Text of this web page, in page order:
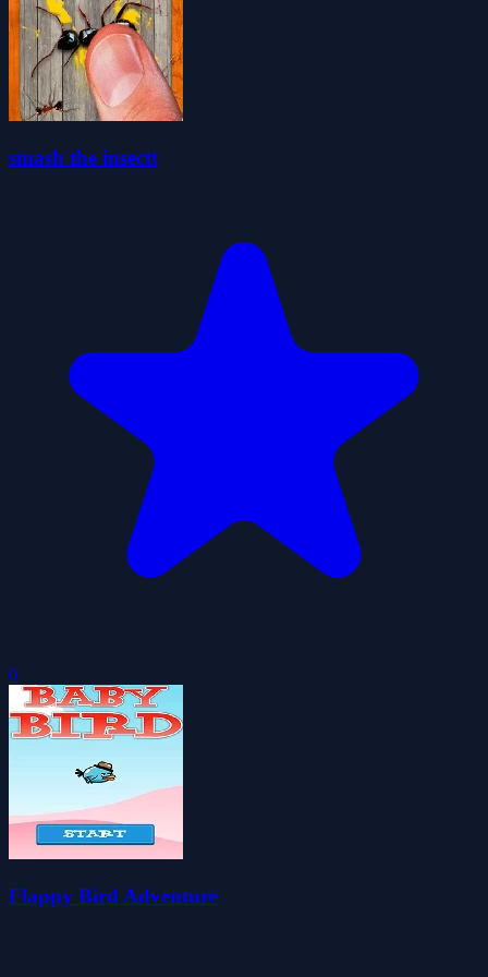
smash the insectt
0
Flappy Bird Adventure